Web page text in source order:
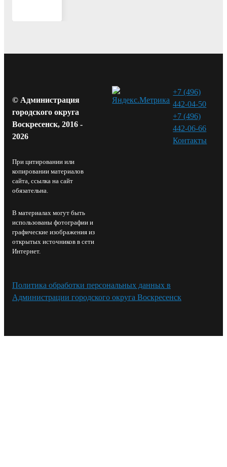
© Администрация
городского округа
Воскресенск, 2016 -
2026
При цитировании или
копировании материалов
сайта, ссылка на сайт
обязательна.
В материалах могут быть
использованы фотографии и
графические изображения из
открытых источников в сети
Интернет.
+7 (496)
442-04-50
+7 (496)
442-06-66
Контакты⁠
Политика обработки персональных данных в
Администрации городского округа Воскресенск